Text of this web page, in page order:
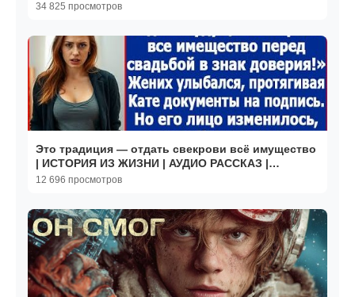
34 825 просмотров
Это традиция — отдать свекрови всё имущество
| ИСТОРИЯ ИЗ ЖИЗНИ | АУДИО РАССКАЗ |
СЛУШАТЬ ИСТОРИЮ
12 696 просмотров